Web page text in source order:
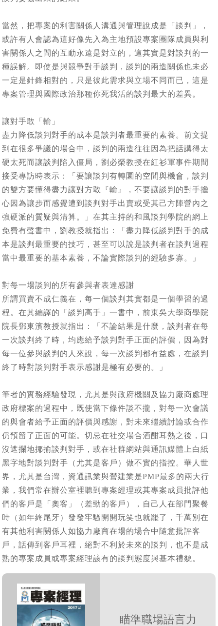
當然，把專案的利害關係人溝通與管理說成是「談判」，
或許有人會認為這好像先入為主地預設專案團隊成員與利
害關係人之間的互動永遠是對立的，這其實是對談判的一
種誤解。即使是與競爭對手談判，談判的兩造關係也未必
一定是針鋒相對的，只是彼此需求與立場不同而已，這是
專案管理與國際政治那種你死我活的談判最大的差異。
讓對手敢「輸」
盡力降低談判對手的成本是談判者最重要的素養。前文提
到在很多爭議的場合中，談判的兩造往往因為把話講得太
硬太死而讓談判陷入僵局，劉必榮教授在紅衫軍事件期間
接受專訪時表示：「要讓談判有轉圜的空間與機會，談判
的雙方要懂得盡力讓對方敢『輸』，不要讓談判的對手擔
心因為讓步而感覺遭到談判對手出賣或受其己方陣營內之
強硬派的質疑與清算。」在其主持的和風談判學院的網上
免費有聲書中，劉教授就指出：「盡力降低談判對手的成
本是談判最重要的技巧，甚至可以說是談判者在談判過程
當中最重要的基本素養，不論實際談判的經驗多寡。」
對每一場談判的所有參與者表達感謝
所謂買賣不成仁義在，每一個談判其實都是一個學習的過
程。在其編譯的「談判高手」一書中，前東吳大學商學院
院長鄧東濱教授就指出：「不論結果是什麼，談判者在每
一次談判終了時，均應給予談判對手正面的評價，因為對
每一位參與談判的人來說，每一次談判都有益處，在談判
終了時對談判對手表示感謝是極有必要的。」
筆者的實務經驗發現，尤其是與政府機關及協力廠商處理
政府標案的過程中，既使當下條件談不攏，對每一次會議
的與會者給予正面的評價與感謝，對未來繼續討論或合作
仍預留了正面的可能。切忌在社交場合酒酣耳熱之後，口
沒遮攔地揶揄談判對手，或在社群網站與通訊媒體上白紙
黑字地對談判對手（尤其是客戶）做不實的指控。華人世
界，尤其是台灣，資通訊業與營建業是PMP最多的兩大行
業，我們常在辦公室裡聽到專案經理或其專案成員批評他
們的客戶是「奧客」（差勁的客戶），自己人在部門聚餐
時（如年終尾牙）發發牢騷開開玩笑也就罷了，千萬別在
有其他利害關係人如協力廠商在場的場合中隨意批評客
戶，話傳到客戶耳裡，絕對不利於未來的談判，也不是成
熟的專案成員或專案經理該有的談判態度與基本禮貌。
瞄準職場語言力